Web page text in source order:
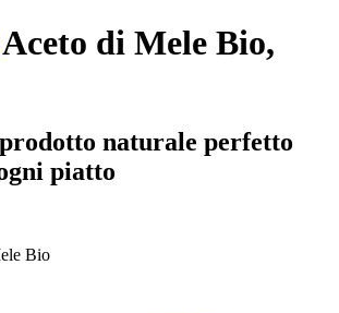
Aceto di Mele Bio,
naturale perfetto
piatto
Bio